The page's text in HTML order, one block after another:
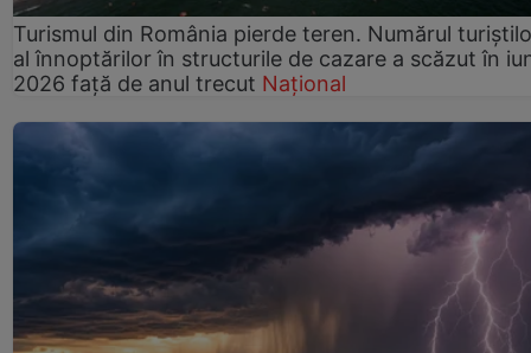
Turismul din România pierde teren. Numărul
al înnoptărilor în structurile de cazare a scăzut în
2026 față de anul trecut Național